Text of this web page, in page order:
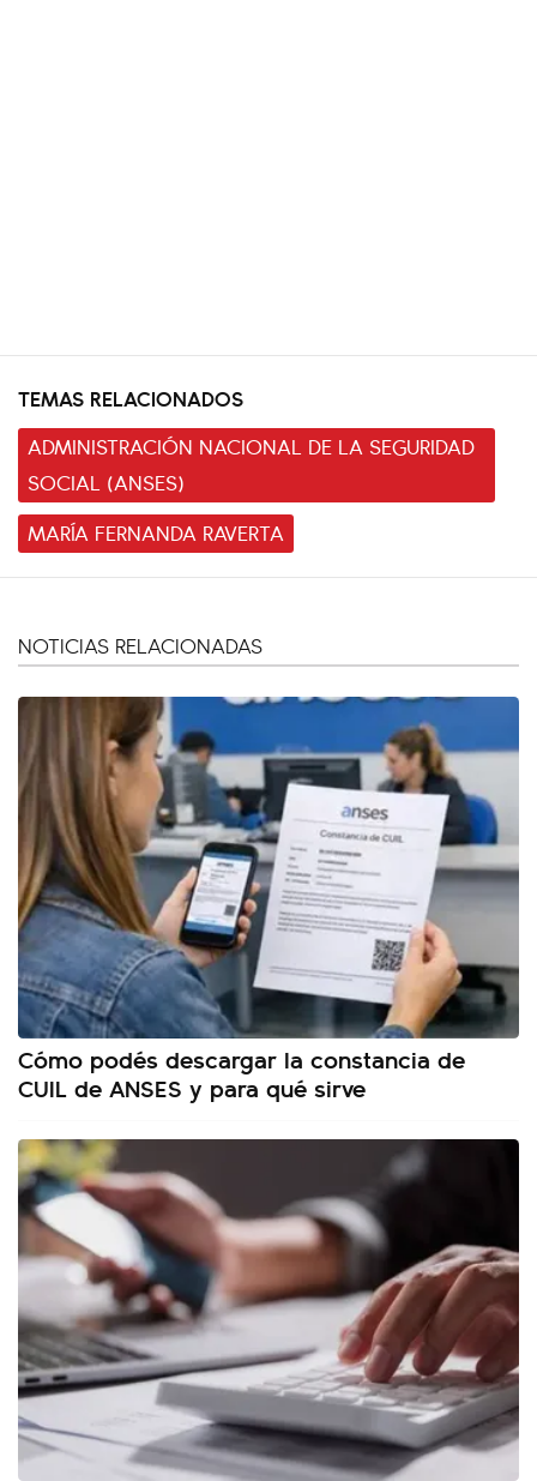
TEMAS RELACIONADOS
ADMINISTRACIÓN NACIONAL DE LA SEGURIDAD
SOCIAL (ANSES)
MARÍA FERNANDA RAVERTA
NOTICIAS RELACIONADAS
Cómo podés descargar la constancia de
CUIL de ANSES y para qué sirve